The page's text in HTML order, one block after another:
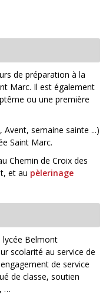
de préparation à la
Marc. Il est également
ou une première
semaine sainte ...)
Saint Marc.
Chemin de Croix des
et au pèlerinage
lycée Belmont
scolarité au service de
de service
de classe, soutien
…